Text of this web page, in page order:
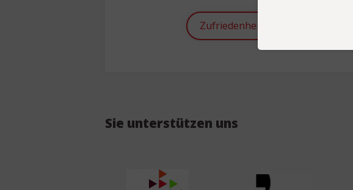
Zufriedenheitsumfrage
Sie unterstützen uns